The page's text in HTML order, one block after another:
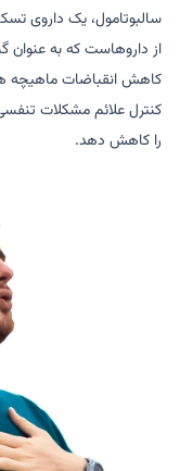
سالبوتامول، یک داروی
از داروهاست که به عنوان
کاهش انقباضات ماهیچه
کنترل علائم مشکلات
را کاهش دهد.